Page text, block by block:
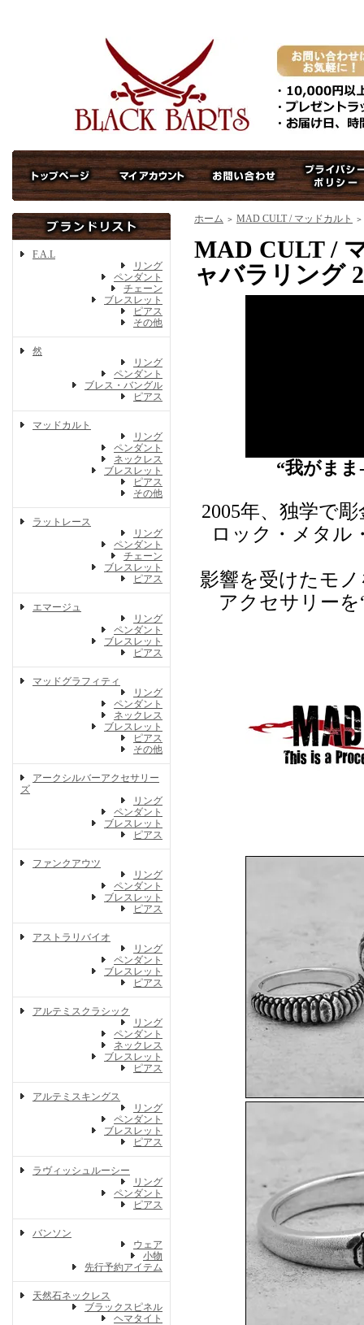
F.A.L
リング
ペンダント
チェーン
ブレスレット
ピアス
その他
然
リング
ペンダント
ブレス・バングル
ピアス
マッドカルト
リング
ペンダント
ネックレス
ブレスレット
ピアス
その他
ラットレース
リング
ペンダント
チェーン
ブレスレット
ピアス
エマージュ
リング
ペンダント
ブレスレット
ピアス
マッドグラフィティ
リング
ペンダント
ネックレス
ブレスレット
ピアス
その他
アークシルバーアクセサリー
ズ
リング
ペンダント
ブレスレット
ピアス
ファンクアウツ
リング
ペンダント
ブレスレット
ピアス
アストラリバイオ
リング
ペンダント
ブレスレット
ピアス
アルテミスクラシック
リング
ペンダント
ネックレス
ブレスレット
ピアス
アルテミスキングス
リング
ペンダント
ブレスレット
ピアス
ラヴィッシュルーシー
リング
ペンダント
ピアス
バンソン
ウェア
小物
先行予約アイテム
天然石ネックレス
ブラックスピネル
ヘマタイト
ホーム ＞ MAD CULT / マッドカルト ＞
MAD CULT /
ャバラリング
“我がま
2005年、独学で
ロック・メタル
影響を受けたモ
アクセサリー